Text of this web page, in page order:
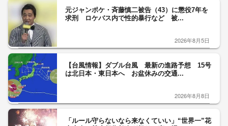
元ジャンポケ・斉藤慎二被告（43）に懲役7年を
求刑 ロケバス内で性的暴行など 被...
2026年8月5日
【台風情報】ダブル台風 最新の進路予想 15号
は北日本・東日本へ お盆休みの交通...
2026年8月8日
「ルール守らないなら来なくていい」“世界一”花